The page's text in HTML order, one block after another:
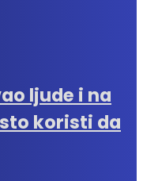
ljude i na
koristi da